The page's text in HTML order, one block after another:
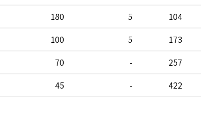
104
5
180
173
5
100
257
-
70
422
-
45